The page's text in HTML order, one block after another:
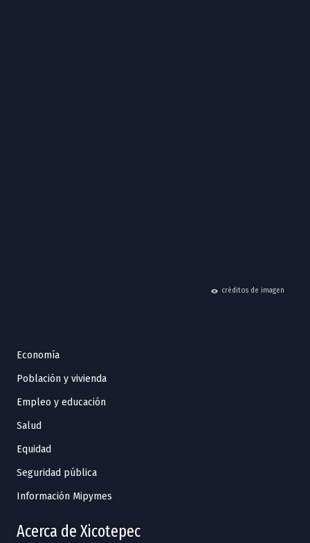
hide
créditos de imagen
Economía
Población y vivienda
Empleo y educación
Salud
Equidad
Seguridad pública
Información Mipymes
Acerca de Xicotepec